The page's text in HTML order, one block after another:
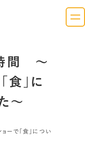
間 ～
食」に
～
で「食」につい